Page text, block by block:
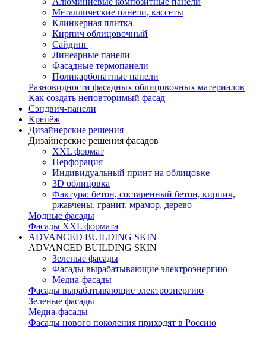
Металлические панели, кассеты
Клинкерная плитка
Кирпич облицовочный
Сайдинг
Линеарные панели
Фасадные термопанели
Поликарбонатные панели
Разновидности фасадных облицовочных материалов
Как создать неповторимый фасад
Сэндвич-панели
Крепёж
Дизайнерские решения
Дизайнерские решения фасадов
XXL формат
Перфорация
Индивидуальный принт на облицовке
3D облицовка
Фактура: бетон, состаренный бетон, кирпич,
ржавчены, гранит, мрамор, дерево
Модные фасады
Фасады XXL формата
ADVANCED BUILDING SKIN
ADVANCED BUILDING SKIN
Зеленые фасады
Фасады вырабатывающие электроэнергию
Медиа-фасады
Фасады вырабатывающие электроэнергию
Зеленые фасады
Медиа-фасады
Фасады нового поколения приходят в Россию